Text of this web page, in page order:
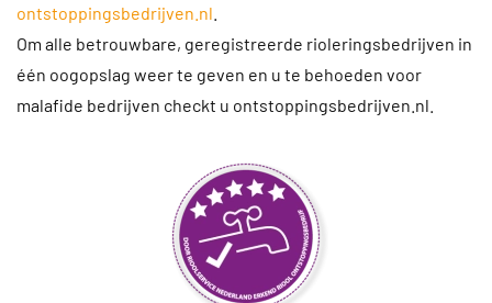
ontstoppingsbedrijven.nl
Om alle betrouwbare, geregistreerde rioleringsbedrijven in
één oogopslag weer te geven en u te behoeden voor
malafide bedrijven checkt u ontstoppingsbedrijven.nl.